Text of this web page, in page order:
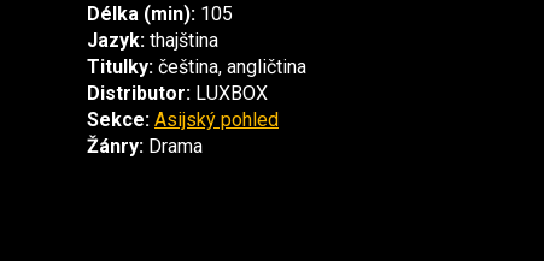
Délka (min): 105
Jazyk: thajština
Titulky: čeština, angličtina
Distributor: LUXBOX
Sekce: Asijský pohled
Žánry: Drama